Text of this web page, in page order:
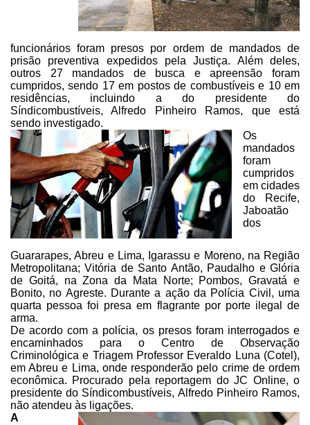
funcionários foram presos por ordem de mandados de
prisão preventiva expedidos pela Justiça. Além deles,
outros 27 mandados de busca e apreensão foram
cumpridos, sendo 17 em postos de combustíveis e 10 em
residências, incluindo a do presidente do
Síndicombustíveis, Alfredo Pinheiro Ramos, queestá
sendo investigado.
Os
mandados
foram
cumpridos
em cidades
do Recife,
Jaboatão
dos
Guararapes, Abreu e Lima, Igarassu e Moreno, na Região
Metropolitana; Vitória de Santo Antão, Paudalho e Glória
de Goitá, na Zona da Mata Norte; Pombos, Gravatá e
Bonito, no Agreste. Durante a ação da Polícia Civil, uma
quarta pessoa foi presa em flagrante por porte ilegal de
arma.
De acordo com a polícia, os presos foram interrogados e
encaminhados para o Centro de Observação
Criminológica e Triagem Professor Everaldo Luna (Cotel),
em Abreu e Lima, onde responderão pelo crime de ordem
econômica. Procurado pela reportagem doJC Online, o
presidente do Síndicombustíveis, Alfredo Pinheiro Ramos,
não atendeu às ligações.
A